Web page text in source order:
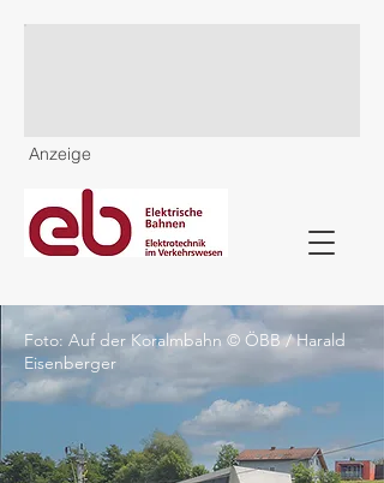
Anzeige
Foto: Auf der Koralmbahn © ÖBB / Harald
Eisenberger